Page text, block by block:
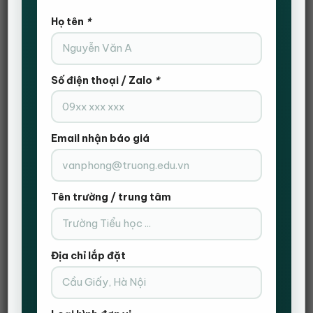
Họ tên *
Số điện thoại / Zalo *
Email nhận báo giá
Tên trường / trung tâm
Địa chỉ lắp đặt